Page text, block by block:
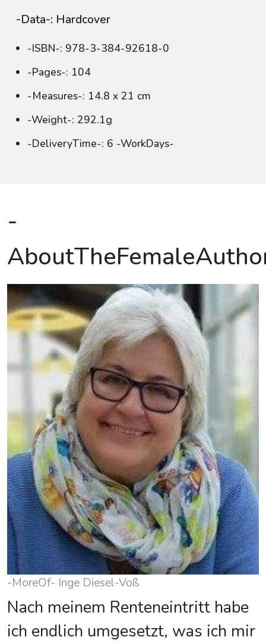
-Data-: Hardcover
-ISBN-: 978-3-384-92618-0
-Pages-: 104
-Measures-: 14.8 x 21 cm
-Weight-: 292.1g
-DeliveryTime-: 6 -WorkDays-
-
-MoreOf- Inge Diesel-Voß
Nach meinem Renteneintritt habe
ich endlich umgesetzt, was ich mir